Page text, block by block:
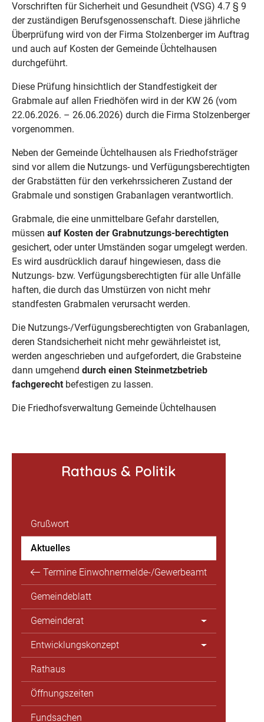
Vorschriften für Sicherheit und Gesundheit (VSG) 4.7 § 9
der zuständigen Berufsgenossenschaft. Diese jährliche
Überprüfung wird von der Firma Stolzenberger im Auftrag
und auch auf Kosten der Gemeinde Üchtelhausen
durchgeführt.
Diese Prüfung hinsichtlich der Standfestigkeit der
Grabmale auf allen Friedhöfen wird in der KW 26 (vom
22.06.2026. – 26.06.2026) durch die Firma Stolzenberger
vorgenommen.
Neben der Gemeinde Üchtelhausen als Friedhofsträger
sind vor allem die Nutzungs- und Verfügungsberechtigten
der Grabstätten für den verkehrssicheren Zustand der
Grabmale und sonstigen Grabanlagen verantwortlich.
Grabmale, die eine unmittelbare Gefahr darstellen,
müssen auf Kosten der Grabnutzungs-berechtigten
gesichert, oder unter Umständen sogar umgelegt werden.
Es wird ausdrücklich darauf hingewiesen, dass die
Nutzungs- bzw. Verfügungsberechtigten für alle Unfälle
haften, die durch das Umstürzen von nicht mehr
standfesten Grabmalen verursacht werden.
Die Nutzungs-/Verfügungsberechtigten von Grabanlagen,
deren Standsicherheit nicht mehr gewährleistet ist,
werden angeschrieben und aufgefordert, die Grabsteine
dann umgehend durch einen Steinmetzbetrieb
fachgerecht befestigen zu lassen.
Die Friedhofsverwaltung Gemeinde Üchtelhausen
Rathaus & Politik
Grußwort
Aktuelles
Termine Einwohnermelde-/Gewerbeamt
Gemeindeblatt
Gemeinderat
Entwicklungskonzept
Rathaus
Öffnungszeiten
Fundsachen